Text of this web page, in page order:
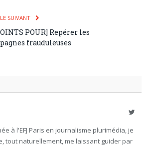
SUIVANT
POUR] Repérer les
frauduleuses
Twitter
à l'EFJ Paris en journalisme plurimédia, je
tout naturellement, me laissant guider par